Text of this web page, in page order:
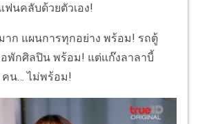
นคลับด้วยตัวเอง!
าก แผนการทุกอย่าง พร้อม! รถตู้
พักศิลปิน พร้อม! แต่แก๊งลาลาบี้
น… ไม่พร้อม!